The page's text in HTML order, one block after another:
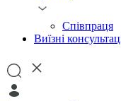
Співпраця
Виїзні